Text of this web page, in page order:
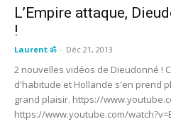
L’Empire attaque,
!
Laurent ॐ - Déc 21, 2013
2 nouvelles vidéos de Dieudonné !
d'habitude et Hollande s'en prend
grand plaisir. https://
https://www.youtube.com/